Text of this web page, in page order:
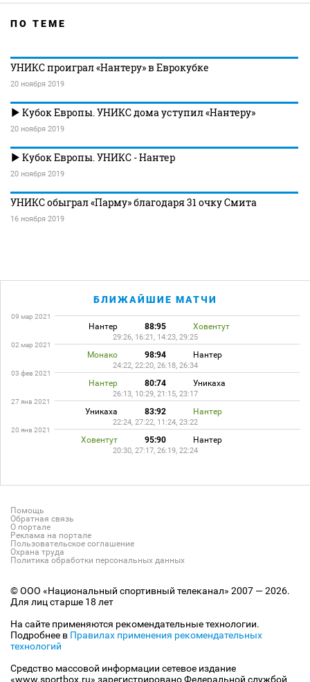
ПО ТЕМЕ
УНИКС проиграл «Нантеру» в Еврокубке
20 ноября 2019
Кубок Европы. УНИКС дома уступил «Нантеру»
20 ноября 2019
Кубок Европы. УНИКС - Нантер
20 ноября 2019
УНИКС обыграл «Парму» благодаря 31 очку Смита
16 ноября 2019
БЛИЖАЙШИЕ МАТЧИ
09 мар 2021
Нантер 88:95 Ховентут
29:26, 16:21, 14:23, 29:25
02 мар 2021
Монако 98:94 Нантер
24:22, 22:20, 26:18, 26:34
03 фев 2021
Нантер 80:74 Уникаха
26:13, 10:29, 21:15, 23:17
27 янв 2021
Уникаха 83:92 Нантер
22:24, 27:22, 11:24, 23:22
20 янв 2021
Ховентут 95:90 Нантер
20:30, 27:17, 26:19, 22:24
Помощь
Обратная связь
О портале
Реклама на портале
Пользовательское соглашение
Охрана труда
Политика обработки персональных данных
© ООО «Национальный спортивный телеканал» 2007 — 2026.
Для лиц старше 18 лет
На сайте применяются рекомендательные технологии.
Подробнее в Правилах применения рекомендательных
технологий
Средство массовой информации сетевое издание
«www.sportbox.ru» зарегистрировано Федеральной службой